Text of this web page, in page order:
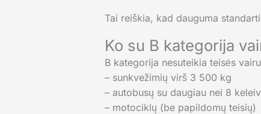
Tai reiškia, kad dauguma
Ko su B kategorija
B kategorija nesuteikia teisės
– sunkvežimių virš 3 500 kg
– autobusų su daugiau nei 8
– motociklų (be papildomų teisių)